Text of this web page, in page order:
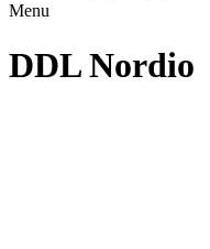
Menu
DDL Nordio